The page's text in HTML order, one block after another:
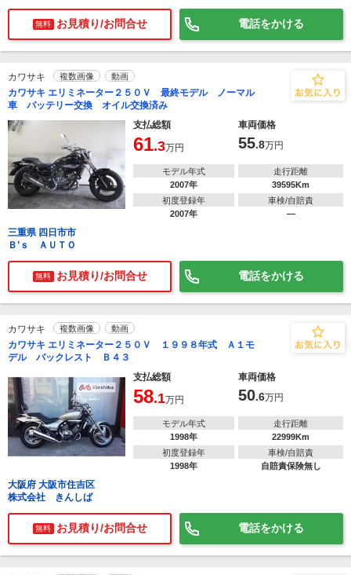
無料 お見積り/お問合せ 電話をかける
カワサキ 複数画像 動画
カワサキ エリミネーター２５０Ｖ 最終モデル ノーマル
車 バッテリー交換 オイル交換済み
支払総額
車両価格
61.3万円 55.8万円
モデル年式
2007年
走行距離
39595Km
初度登録年
2007年
車検/自賠責
―
三重県 四日市市
Ｂ’ｓ ＡＵＴＯ
無料 お見積り/お問合せ 電話をかける
カワサキ 複数画像 動画
カワサキ エリミネーター２５０Ｖ １９９８年式 Ａ１モ
デル バックレスト Ｂ４３
支払総額
車両価格
58.1万円 50.6万円
モデル年式
1998年
走行距離
22999Km
初度登録年
1998年
車検/自賠責
自賠責保険無し
大阪府 大阪市住吉区
株式会社 きんしば
無料 お見積り/お問合せ 電話をかける